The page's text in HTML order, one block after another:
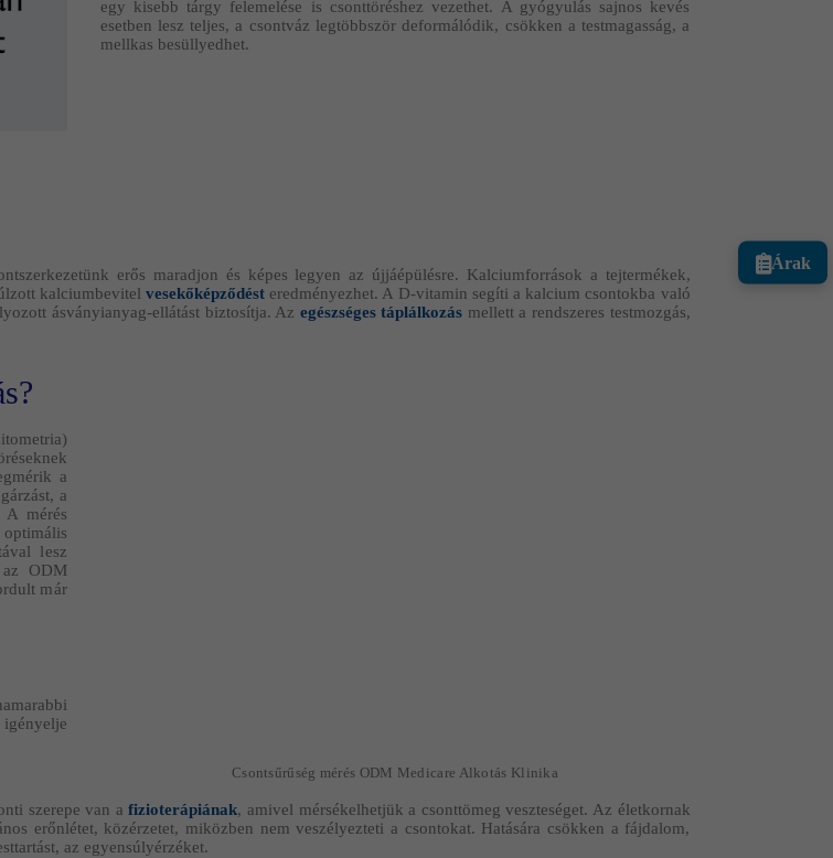
egy kisebb tárgy felemelése is csonttöréshez vezethet. A gyógyulás sajnos kevés
esetben lesz teljes, a csontváz legtöbbször deformálódik, csökken a testmagasság, a
mellkas besüllyedhet.
erős maradjon és képes legyen az újjáépülésre. Kalciumforrások a tejtermékek,
kalciumbevitel vesekőképződésteredményezhet. A D-vitamin segíti a kalcium csontokba való
ásványianyag-ellátást biztosítja. Az egészséges táplálkozás mellett a rendszeres testmozgás,
a
a
A mérés
lesz
ODM
már
igényelje
Csontsűrűség mérés ODM Medicare Alkotás Klinika
szerepe van afizioterápiának, amivel mérsékelhetjük a csonttömeg veszteséget. Az életkornak
erőnlétet, közérzetet, miközben nem veszélyezteti a csontokat. Hatására csökken a fájdalom,
az egyensúlyérzéket.
Árak